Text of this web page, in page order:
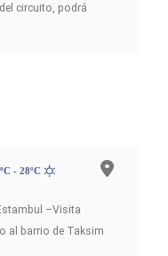
circuito, podrá
- 28ºC
–Visita
al barrio de Taksim